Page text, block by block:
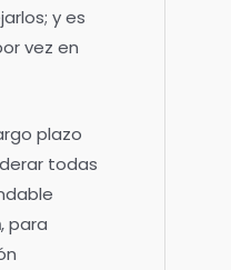
y es
vez en
plazo
todas
, para